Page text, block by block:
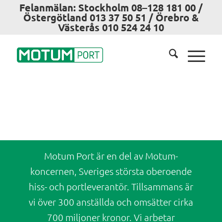
Felanmälan: Stockholm 08–128 181 00 /
Östergötland 013 37 50 51 / Örebro &
Västerås 010 524 24 10
Motum Port är en del av Motum-
koncernen, Sveriges största oberoende
hiss- och portleverantör. Tillsammans är
vi över 300 anställda och omsätter cirka
700 miljoner kronor. Vi arbetar